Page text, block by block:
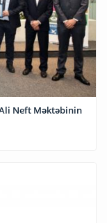
Neft Məktəbinin